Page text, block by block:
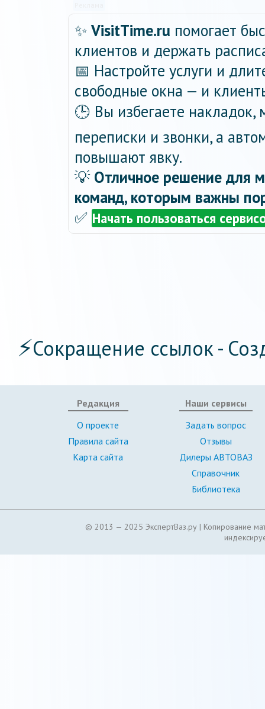
✨ VisitTime.ru помогает
клиентов и держать
📅 Настройте услуги и
свободные окна — и
🕒 Вы избегаете
переписки и звонки, а
повышают явку.
💡 Отличное решение для
команд, которым важны
✅ Начать пользоваться
⚡Сокращение ссылок -
Редакция
О проекте
Правила сайта
Карта сайта
Наши сервисы
Задать вопрос
Отзывы
Дилеры АВТОВАЗ
Справочник
Библиотека
© 2013 — 2025 ЭкспертВаз.ру | Копирование